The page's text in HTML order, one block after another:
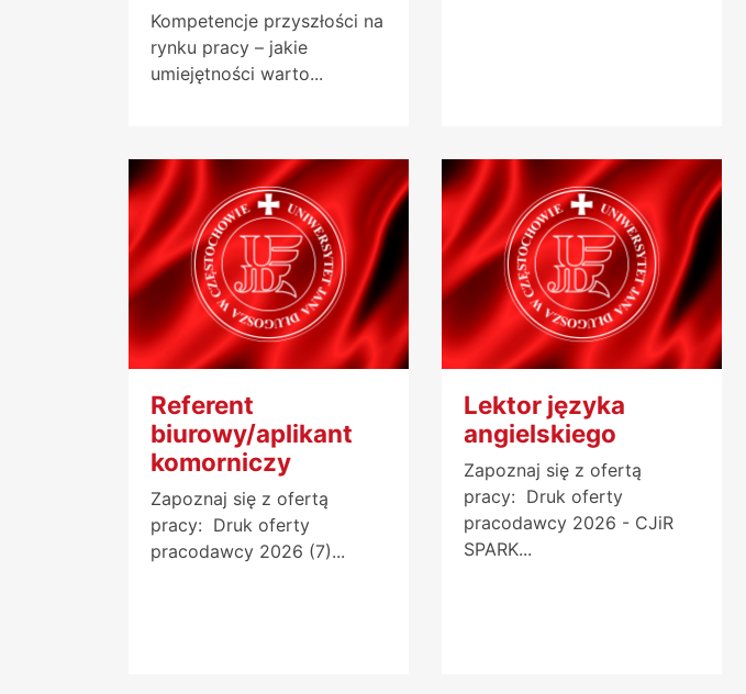
Kompetencje przyszłości na
rynku pracy – jakie
umiejętności warto...
Referent
biurowy/aplikant
komorniczy
Zapoznaj się z ofertą
pracy: Druk oferty
pracodawcy 2026 (7)...
Lektor języka
angielskiego
Zapoznaj się z ofertą
pracy: Druk oferty
pracodawcy 2026 - CJiR
SPARK...